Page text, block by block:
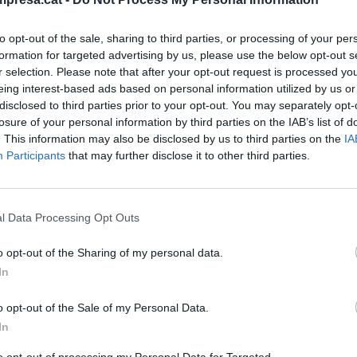
opt-out of the sale, sharing to third parties, or processing of your
for targeted advertising by us, please use the below opt-out
selection. Please note that after your opt-out request is processed
interest-based ads based on personal information utilized by us
to third parties prior to your opt-out. You may separately
of your personal information by third parties on the IAB’s list of
This information may also be disclosed by us to third parties on the
Participants that may further disclose it to other third parties.
Data Processing Opt Outs
opt-out of the Sharing of my personal data.
opt-out of the Sale of my Personal Data.
que superen en ambdós casos els dos dígits,
com la roba –8,7%– o la restauració i
a la nova variació positiva de la inflació.
el de l'oci i la cultura, que es va quedar en el
o l'ensenyament, que costa un 1,5% més que fa
banda, van registrar durant el juliol un
de referència.
és la demarcació catalana on la inflació ha patit
al 12,4%. A les comarques de Girona, l'IPC va
a l'11,7%, per l'11,1% a les de Tarragona.
dels preus no arriba als dos dígits,
va superar durant el mes de juliol la